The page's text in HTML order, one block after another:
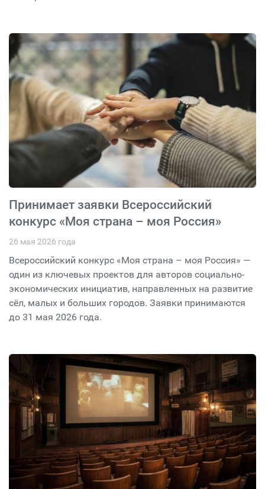
Принимает заявки Всероссийский
конкурс «Моя страна – моя Россия»
26 мая 2026 года
Всероссийский конкурс «Моя страна – моя Россия» —
один из ключевых проектов для авторов социально-
экономических инициатив, направленных на развитие
сёл, малых и больших городов. Заявки принимаются
до 31 мая 2026 года.